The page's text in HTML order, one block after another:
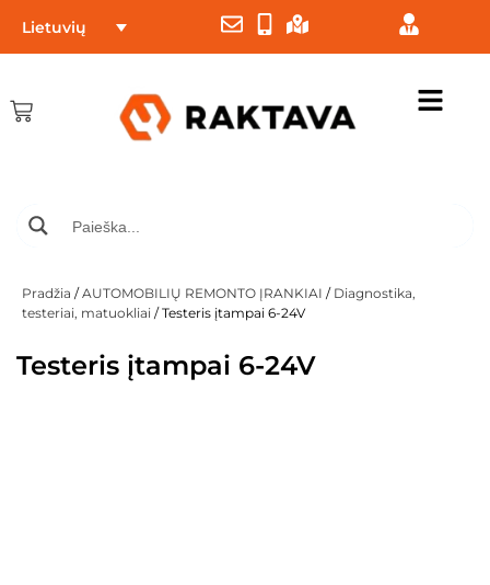
Lietuvių
Pradžia /AUTOMOBILIŲ REMONTO ĮRANKIAI / Diagnostika,
testeriai, matuokliai / Testeris įtampai 6-24V
Testeris įtampai 6-24V